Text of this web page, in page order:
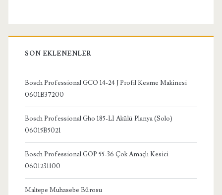
SON EKLENENLER
Bosch Professional GCO 14-24 J Profil Kesme Makinesi
0601B37200
Bosch Professional Gho 185-LI Akülü Planya (Solo)
06015B5021
Bosch Professional GOP 55-36 Çok Amaçlı Kesici
0601231100
Maltepe Muhasebe Bürosu